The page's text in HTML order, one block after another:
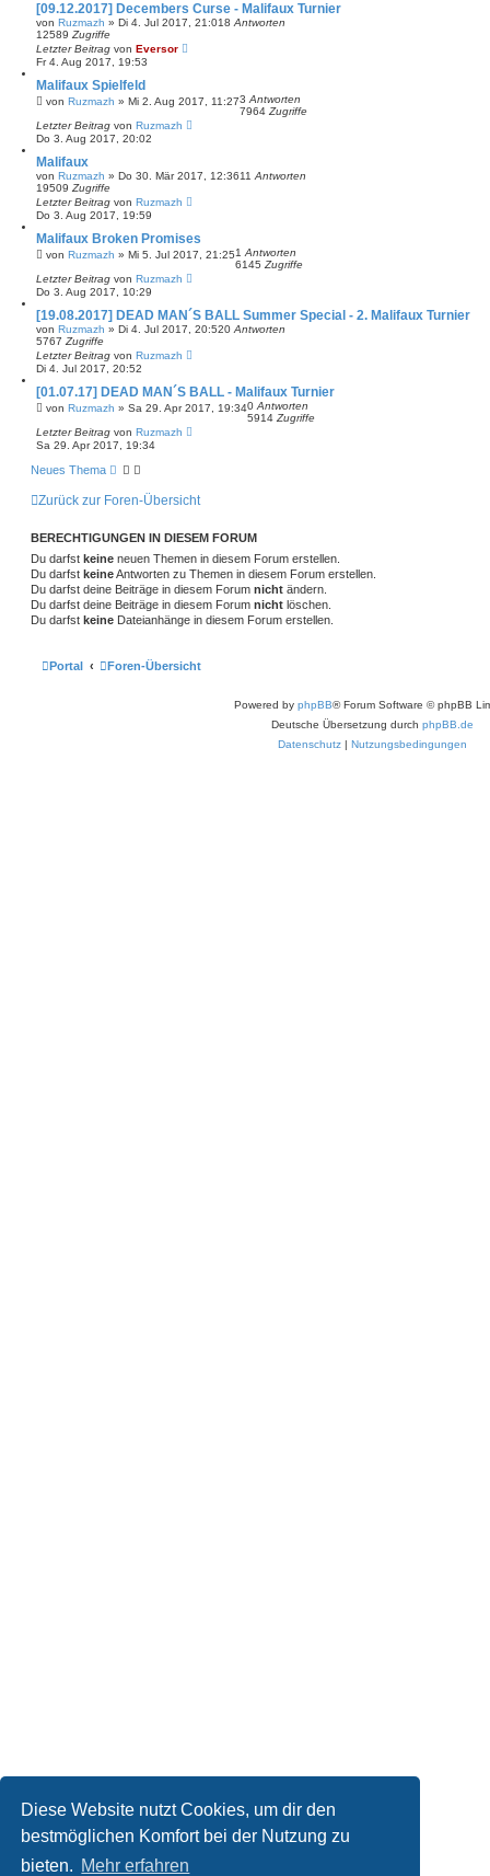
Diese Website nutzt Cookies, um dir den
bestmöglichen Komfort bei der Nutzung zu
bieten. Mehr erfahren
[09.12.2017] Decembers Curse - Malifaux Turnier
von Ruzmazh » Di 4. Jul 2017, 21:018 Antworten
12589 Zugriffe
Letzter Beitrag von Eversor
Fr 4. Aug 2017, 19:53
Malifaux Spielfeld
von Ruzmazh » Mi 2. Aug 2017, 11:273 Antworten
7964 Zugriffe
Letzter Beitrag von Ruzmazh
Do 3. Aug 2017, 20:02
Malifaux
von Ruzmazh » Do 30. Mär 2017, 12:3611 Antworten
19509 Zugriffe
Letzter Beitrag von Ruzmazh
Do 3. Aug 2017, 19:59
Malifaux Broken Promises
von Ruzmazh » Mi 5. Jul 2017, 21:251 Antworten
6145 Zugriffe
Letzter Beitrag von Ruzmazh
Do 3. Aug 2017, 10:29
[19.08.2017] DEAD MAN´S BALL Summer Special - 2. Malifaux Turnier
von Ruzmazh » Di 4. Jul 2017, 20:520 Antworten
5767 Zugriffe
Letzter Beitrag von Ruzmazh
Di 4. Jul 2017, 20:52
[01.07.17] DEAD MAN´S BALL - Malifaux Turnier
von Ruzmazh » Sa 29. Apr 2017, 19:340 Antworten
5914 Zugriffe
Letzter Beitrag von Ruzmazh
Sa 29. Apr 2017, 19:34
Neues Thema
Zurück zur Foren-Übersicht
BERECHTIGUNGEN IN DIESEM FORUM
Du darfst keine neuen Themen in diesem Forum erstellen.
Du darfst keineAntworten zu Themen in diesem Forum erstellen.
Du darfst deine Beiträge in diesem Forum nicht ändern.
Du darfst deine Beiträge in diesem Forum nicht löschen.
Du darfst keine Dateianhänge in diesem Forum erstellen.
Portal Foren-Übersicht
Powered by phpBB® Forum Software © phpBB
Deutsche Übersetzung durch phpBB.de
Datenschutz | Nutzungsbedingungen